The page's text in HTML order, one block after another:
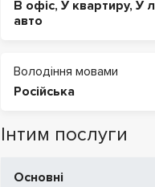
В офіс, У квартиру, У
авто
Володіння мовами
Російська
Інтим послуги
Основні